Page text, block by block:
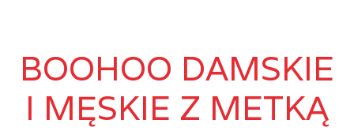
BOOHOO DAMSKIE
I MĘSKIE Z METKĄ